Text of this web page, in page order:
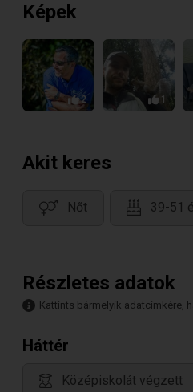
Képek
2 1
Akit keres
Nőt 39-51
Részletes adatok
Kattints bármelyik adatcímkére,
Háttér
Középiskolát végzett